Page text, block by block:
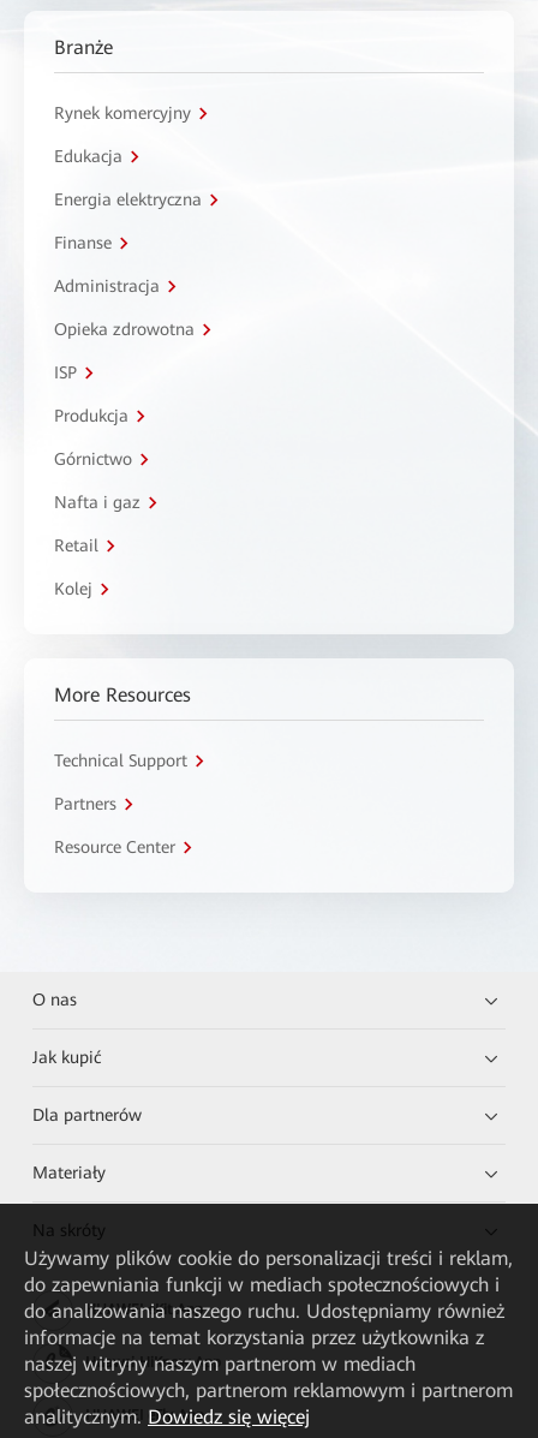
Branże
Rynek komercyjny
Edukacja
Energia elektryczna
Finanse
Administracja
Opieka zdrowotna
ISP
Produkcja
Górnictwo
Nafta i gaz
Retail
Kolej
More Resources
Technical Support
Partners
Resource Center
O nas
Jak kupić
Dla partnerów
Materiały
Na skróty
HUAWEI eKit App
Huawei HiKnow App
HUAWEI eFly App
Używamy plików cookie do personalizacji treści i reklam,
do zapewniania funkcji w mediach społecznościowych i
do analizowania naszego ruchu. Udostępniamy również
informacje na temat korzystania przez użytkownika z
naszej witryny naszym partnerom w mediach
społecznościowych, partnerom reklamowym i partnerom
analitycznym. Dowiedz się więcej